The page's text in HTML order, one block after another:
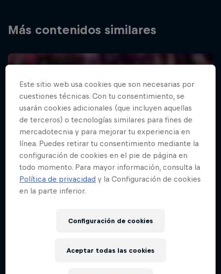
Más contenidos similares
Este sitio web usa cookies que son necesarias por
cuestiones técnicas. Con tu consentimiento, se
usarán cookies adicionales (que incluyen aquellas
de terceros) o tecnologías similares para fines de
mercadotecnia y para mejorar tu experiencia en
línea. Puedes retirar tu consentimiento mediante la
configuración de cookies en el pie de página en
todo momento. Para mayor información, consulta la
Política de privacidad y la Configuración de cookies
en la parte inferior.
Configuración de cookies
Aceptar todas las cookies